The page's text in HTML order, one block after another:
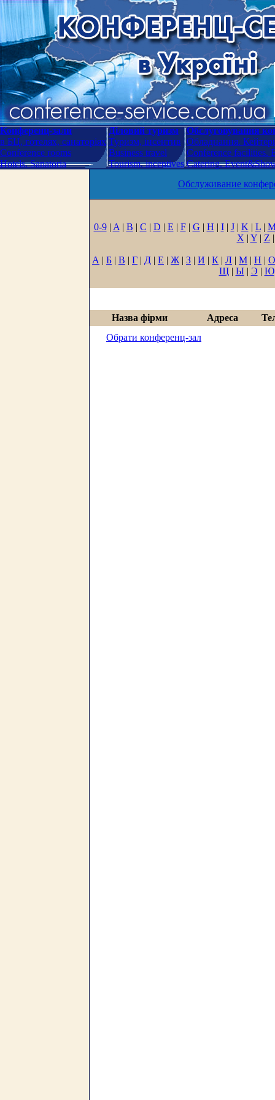
Конференц-зали
в БЦ, готелях, санаторіях
Conference rooms
Hotels. Sanatoria
Діловий туризм
Туризм, інсентив
Business travel
Tourism, incentives
Обслуговування
Обладнання.
Conference facilities.
Catering.
Обслуживание
0-9| A | B | C | D | E | F| G | H | I| J| K | L|
X | Y| Z |
А | Б | В | Г | Д | Е | Ж | З | И | К | Л | М | Н | О
Щ| Ы| Э | Ю
Назва фірми Адреса
Обрати конференц-зал